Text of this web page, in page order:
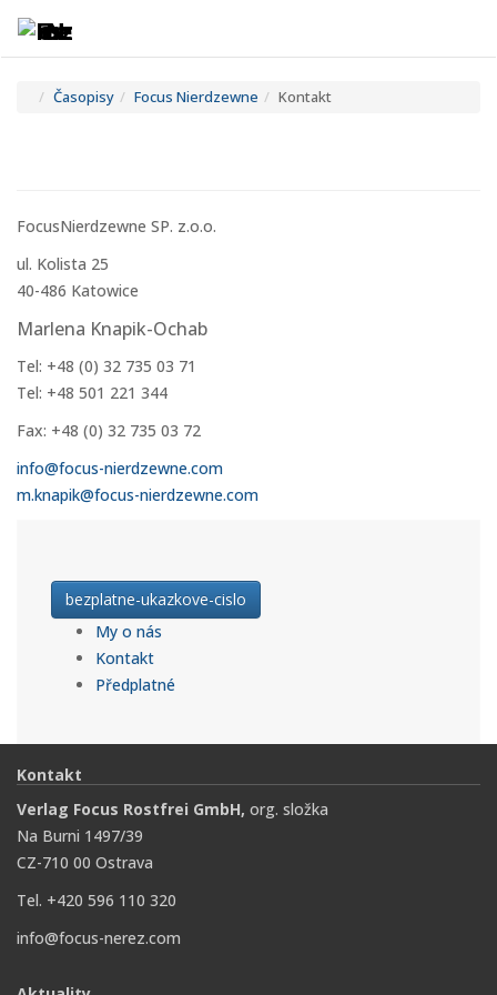
Časopisy Focus Nierdzewne Kontakt
FocusNierdzewne SP. z.o.o.
ul. Kolista 25
40-486 Katowice
Marlena Knapik-Ochab
Tel: +48 (0) 32 735 03 71
Tel: +48 501 221 344
Fax: +48 (0) 32 735 03 72
info@focus-nierdzewne.com
m.knapik@focus-nierdzewne.com
bezplatne-ukazkove-cislo
My o nás
Kontakt
Předplatné
Kontakt
Verlag Focus Rostfrei GmbH, org. složka
Na Burni 1497/39
CZ-710 00 Ostrava
Tel. +420 596 110 320
info@focus-nerez.com